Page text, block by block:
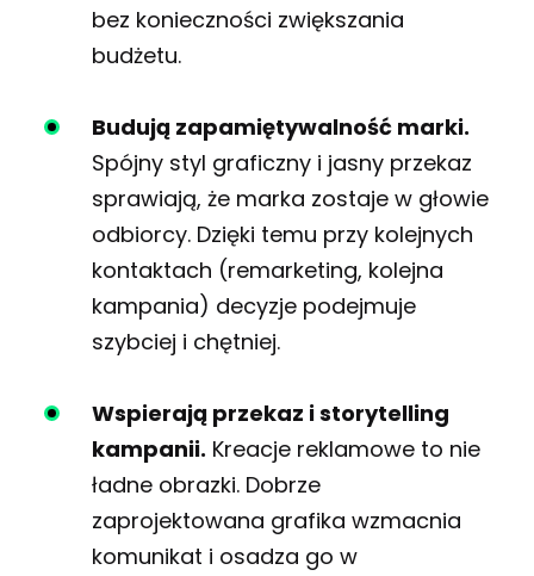
bez konieczności zwiększania
budżetu.
Budują zapamiętywalność marki.
Spójny styl graficzny i jasny przekaz
sprawiają, że marka zostaje w głowie
odbiorcy. Dzięki temu przy kolejnych
kontaktach (remarketing, kolejna
kampania) decyzje podejmuje
szybciej i chętniej.
Wspierają przekaz i storytelling
kampanii. Kreacje reklamowe to nie
ładne obrazki. Dobrze
zaprojektowana grafika wzmacnia
komunikat i osadza go w